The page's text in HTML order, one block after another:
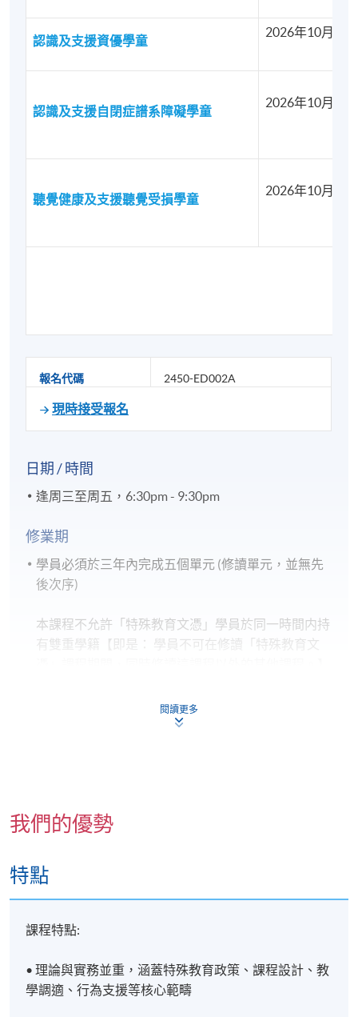
認識及支援資優學童
2026年10月07
認識及支援自閉症譜系障礙學童
2026年10月08
聽覺健康及支援聽覺受損學童
2026年10月16
報名代碼 2450-ED002A
現時接受報名
日期 / 時間
逢周三至周五，6:30pm - 9:30pm
修業期
學員必須於三年內完成五個單元 (修讀單元，並無先
後次序)
本課程不允許「特殊教育文憑」學員於同一時間内持
有雙重學籍【即是： 學員不可在修讀「特殊教育文
閱讀更多
我們的優勢
特點
課程特點:
• 理論與實務並重，涵蓋特殊教育政策、課程設計、教
學調適、行為支援等核心範疇